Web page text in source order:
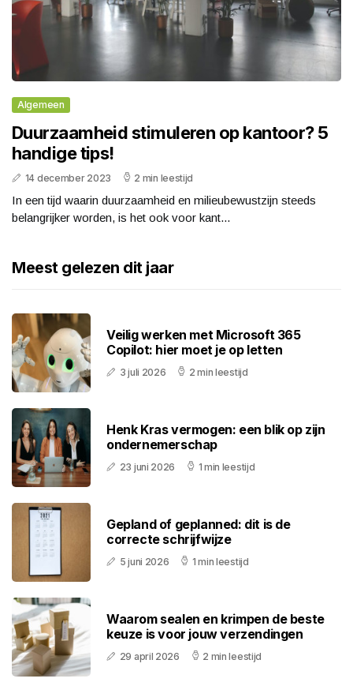
Algemeen
Duurzaamheid stimuleren op kantoor? 5
handige tips!
14 december 2023 2 min leestijd
In een tijd waarin duurzaamheid en milieubewustzijn steeds
belangrijker worden, is het ook voor kant...
Meest gelezen dit jaar
Veilig werken met Microsoft 365
Copilot: hier moet je op letten
3 juli 2026 2 min leestijd
Henk Kras vermogen: een blik op zijn
ondernemerschap
23 juni 2026 1 min leestijd
Gepland of geplanned: dit is de
correcte schrijfwijze
5 juni 2026 1 min leestijd
Waarom sealen en krimpen de beste
keuze is voor jouw verzendingen
29 april 2026 2 min leestijd